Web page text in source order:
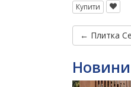
Купити
← Плитка
Новини